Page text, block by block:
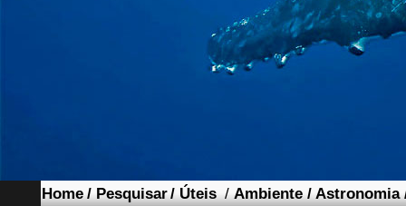
Home/Pesquisar/Úteis/Ambiente /Astronomia